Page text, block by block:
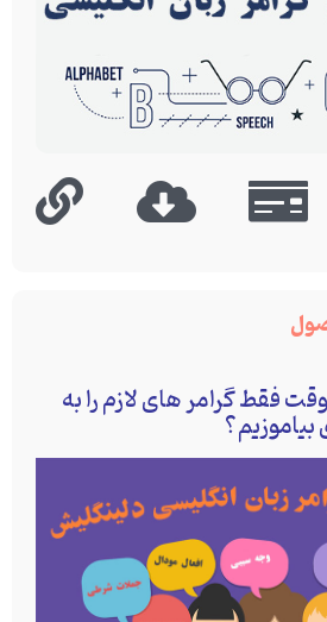
فقط گرامر های لازم را به